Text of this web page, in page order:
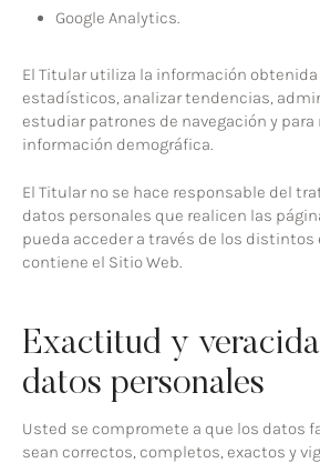
Google Analytics.
El Titular utiliza la información
estadísticos, analizar tendencias,
estudiar patrones de navegación y para
información demográfica.
El Titular no se hace responsable del
datos personales que realicen las
pueda acceder a través de los distintos
contiene el Sitio Web.
Exactitud y
datos personales
Usted se compromete a que los datos
sean correctos, completos, exactos y